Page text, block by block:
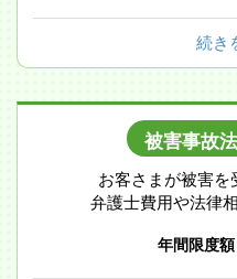
続き
被害事故
お客さまが被害を
弁護士費用や法律
年間限度額